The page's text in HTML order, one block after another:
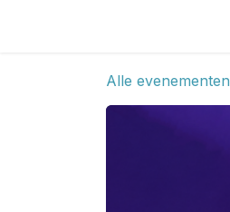
Alle evenementen